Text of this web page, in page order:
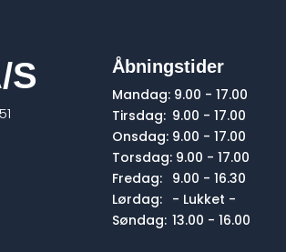
S Åbningstider
Mandag: 9.00 - 17.00
Tirsdag: 9.00 - 17.00
Onsdag: 9.00 - 17.00
Torsdag: 9.00 - 17.00
Fredag: 9.00 - 16.30
Lørdag: - Lukket -
Søndag: 13.00 - 16.00